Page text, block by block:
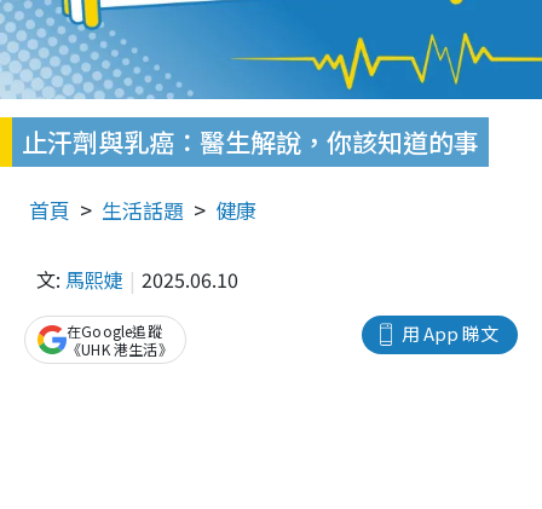
止汗劑與乳癌：醫生解說，你該知道的事
首頁 生活話題 健康
文: 馬熙婕 2025.06.10
用 App 睇文
在Google追蹤
《UHK 港生活》